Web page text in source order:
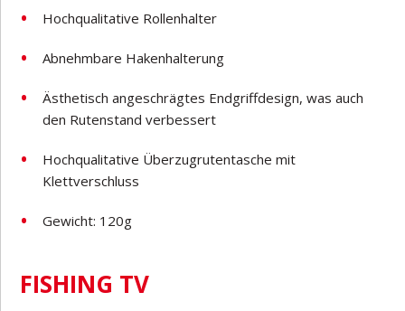
Hochqualitative Rollenhalter
Abnehmbare Hakenhalterung
Ästhetisch angeschrägtes Endgriffdesign, was auch
den Rutenstand verbessert
Hochqualitative Überzugrutentasche mit
Klettverschluss
Gewicht: 120g
FISHING TV